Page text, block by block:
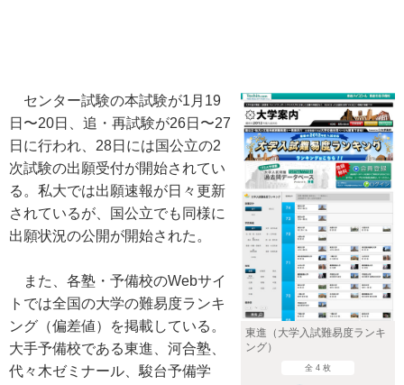
東進（大学入試難易度ランキ
ング）
全 4 枚
センター試験の本試験が1月19
日〜20日、追・再試験が26日〜27
日に行われ、28日には国公立の2
次試験の出願受付が開始されてい
る。私大では出願速報が日々更新
されているが、国公立でも同様に
出願状況の公開が開始された。
また、各塾・予備校のWebサイ
トでは全国の大学の難易度ランキ
ング（偏差値）を掲載している。
大手予備校である東進、河合塾、
代々木ゼミナール、駿台予備学